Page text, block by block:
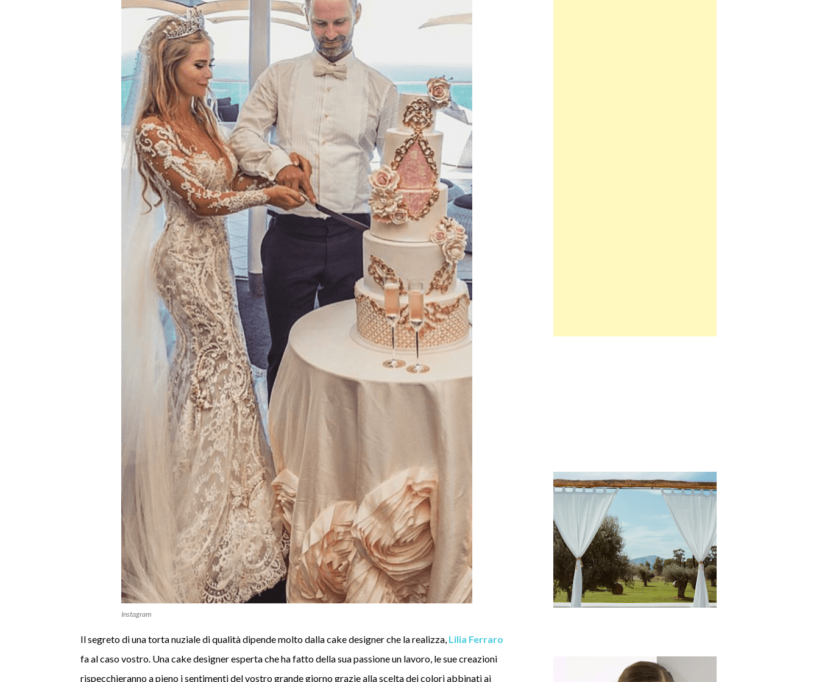
Instagram
Il segreto di una torta nuziale di qualità dipende molto dalla cake designer che la realizza, Lilia Ferraro
fa al caso vostro. Una cake designer esperta che ha fatto della sua passione un lavoro, le sue creazioni
rispecchieranno a pieno i sentimenti del vostro grande giorno grazie alla scelta dei colori abbinati ai